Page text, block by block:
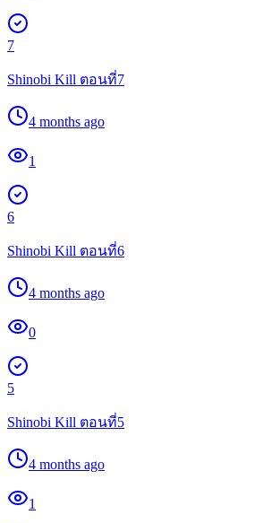
7
Shinobi Kill ตอนที่7
4 months ago
1
6
Shinobi Kill ตอนที่6
4 months ago
0
5
Shinobi Kill ตอนที่5
4 months ago
1